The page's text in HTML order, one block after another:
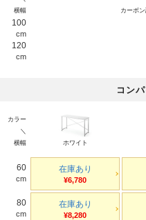
横幅
カーボ
100
cm
120
cm
コン
カラー
＼
横幅
ホワイト
60
cm
在庫あり
¥6,780
80
cm
在庫あり
¥8,280